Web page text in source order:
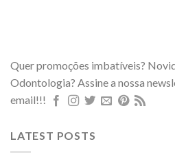
Quer promoções imbatíveis?
Odontologia? Assine a nossa
email!!!
LATEST POSTS